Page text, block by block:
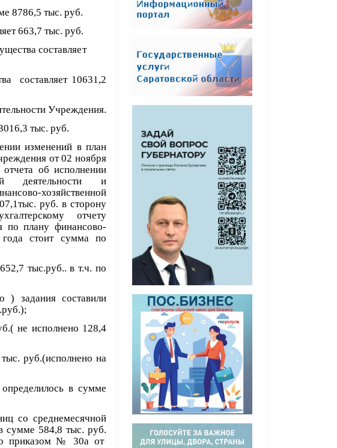
8786,5 тыс. руб.
663,7 тыс. руб.
составляет
составляет 10631,2
Учреждения.
тыс. руб.
изменений в план
от 02 ноября
об исполнении
деятельности и
хозяйственной
руб. в сторону
отчету
по плану финансово-
года стоит сумма по
тыс.руб.. в т.ч. по
) задания составили
не исполнено 128,4
руб.(исполнено на
в сумме
со среднемесячной
сумме 584,8 тыс. руб.
приказом № 30а от